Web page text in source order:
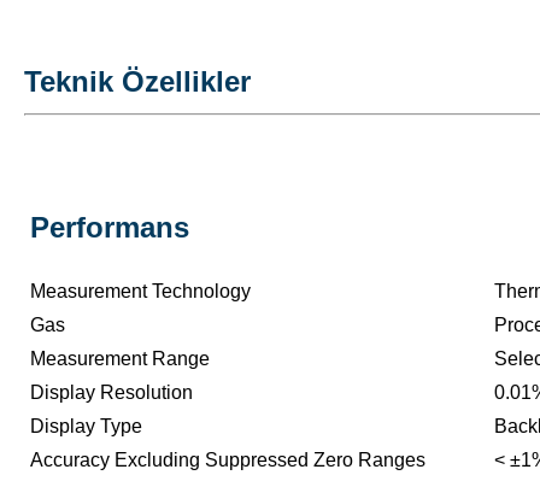
Teknik Özellikler
Performans
Measurement Technology
Gas
Measurement Range
Display Resolution
Display Type
Accuracy Excluding Suppressed Zero Ranges
<